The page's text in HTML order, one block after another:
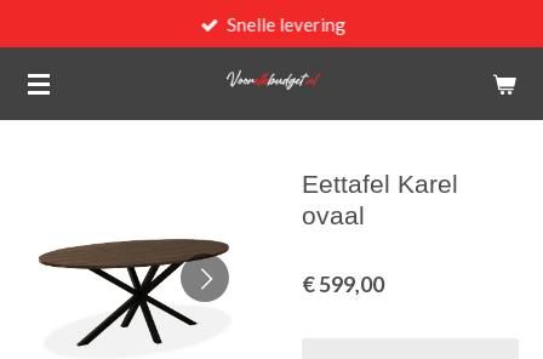
direct
naar
Snelle levering
Eettafel Karel
ovaal
€ 599,00